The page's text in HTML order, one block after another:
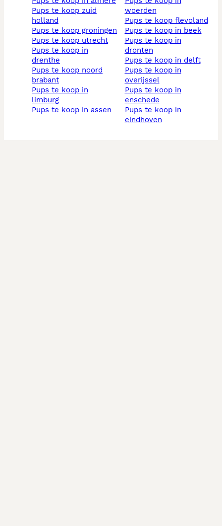
pups te koop zuid
holland
pups te koop groningen
pups te koop utrecht
pups te koop in
drenthe
pups te koop noord
brabant
pups te koop in
limburg
pups te koop in assen
woerden
pups te koop flevoland
pups te koop in beek
pups te koop in
dronten
pups te koop in delft
pups te koop in
overijssel
pups te koop in
enschede
pups te koop in
eindhoven